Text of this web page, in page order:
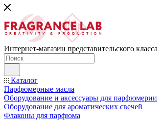
Интернет-магазин представительского класса
Каталог
Парфюмерные масла
Оборудование и аксессуары для парфюмерии
Оборудование для ароматических свечей
Флаконы для парфюма